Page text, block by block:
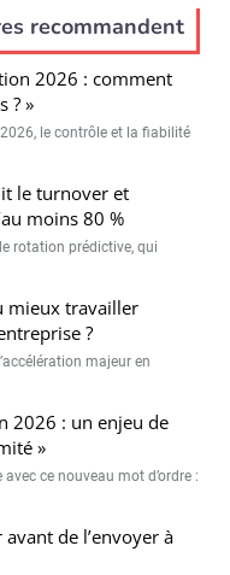
recommandent
2026 : comment
? »
le contrôle et la fiabilité
le turnover et
moins 80 %
rotation prédictive, qui
mieux travailler
?
majeur en
2026 : un enjeu de
»
ce nouveau mot d’ordre :
de l’envoyer à